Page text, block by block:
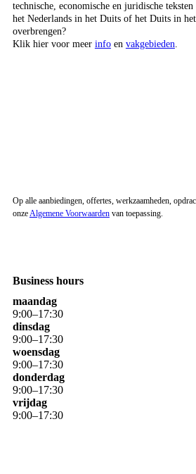
technische, economische en juridische
het Nederlands in het Duits of het Duits in
overbrengen?
Klik hier voor meer infoen vakgebieden.
Op alle aanbiedingen, offertes, werkzaamheden,
onzeAlgemene Voorwaardenvan toepassing.
Business hours
maandag
9:00–17:30
dinsdag
9:00–17:30
woensdag
9:00–17:30
donderdag
9:00–17:30
vrijdag
9:00–17:30